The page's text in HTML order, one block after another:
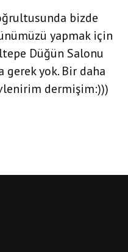
bizde
yapmak için
Düğün Salonu
gerek yok. Bir daha
dermişim:)))